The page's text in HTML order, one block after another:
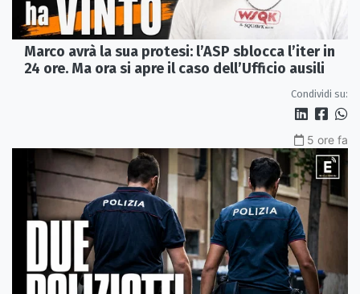
Marco avrà la sua protesi: l’ASP sblocca l’iter in
24 ore. Ma ora si apre il caso dell’Ufficio ausili
Condividi su:
5 ore fa